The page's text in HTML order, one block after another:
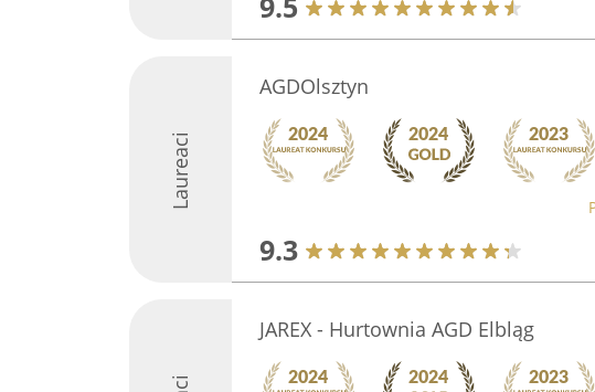
Laureaci
AGDOlsztyn
9.3
JAREX - Hurtownia AGD Elbląg